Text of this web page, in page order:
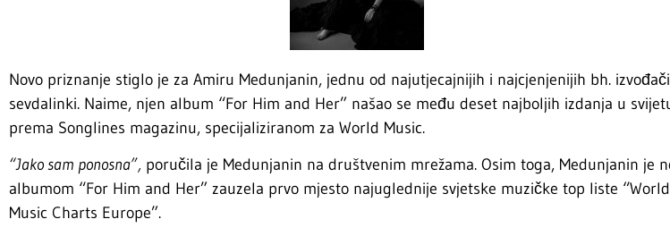
Novo priznanje stiglo je za Amiru Medunjanin, jednu od najutjecajnijih i najcjenjenijih bh.
sevdalinki. Naime, njen album “For Him and Her” našao se među deset najboljih izdanja u
prema Songlines magazinu, specijaliziranom za World Music.
“Jako sam ponosna”, poručila je Medunjanin na društvenim mrežama. Osim toga, Medunjanin je
albumom “For Him and Her” zauzela prvo mjesto najuglednije svjetske muzičke top liste “World
Music Charts Europe”.